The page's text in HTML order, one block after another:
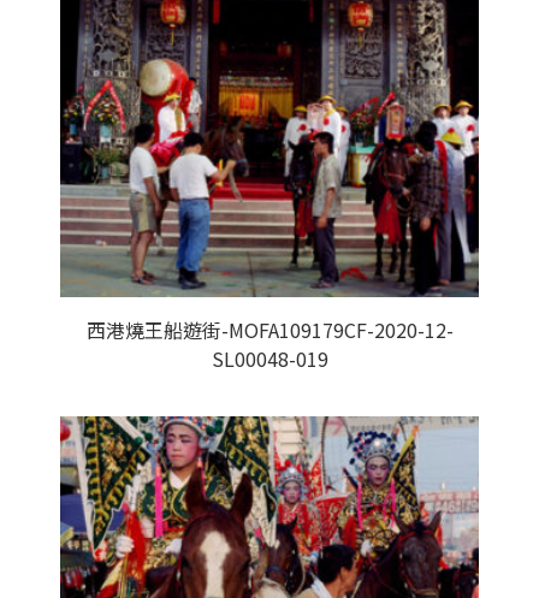
西港燒王船遊街-MOFA109179CF-2020-12-
SL00048-019